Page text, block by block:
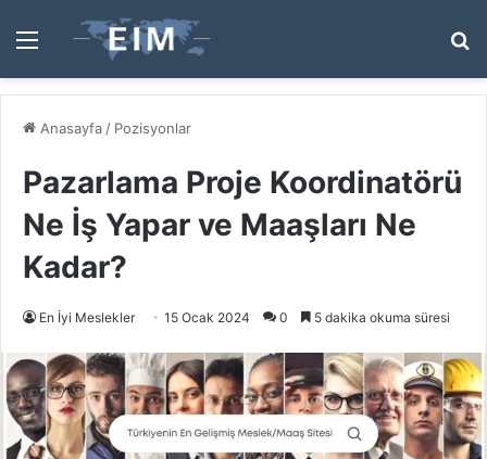
Menü
...
Anasayfa / Pozisyonlar
Pazarlama Proje Koordinatörü
Ne İş Yapar ve Maaşları Ne
Kadar?
En İyi Meslekler 15 Ocak 2024 0 5 dakika okuma süresi